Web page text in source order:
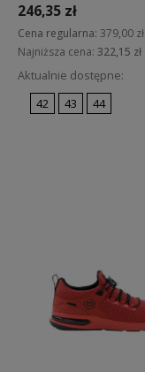
246,35 zł
Cena regularna: 379,00 zł
Najniższa cena: 322,15 zł
Aktualnie dostępne:
42
43 44